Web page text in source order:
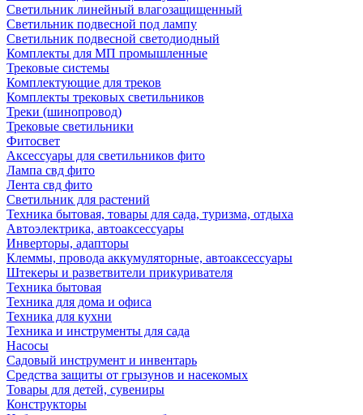
Светильник линейный влагозащищенный
Светильник подвесной под лампу
Светильник подвесной светодиодный
Комплекты для МП промышленные
Трековые системы
Комплектующие для треков
Комплекты трековых светильников
Треки (шинопровод)
Трековые светильники
Фитосвет
Аксессуары для светильников фито
Лампа свд фито
Лента свд фито
Светильник для растений
Техника бытовая, товары для сада, туризма, отдыха
Автоэлектрика, автоаксессуары
Инверторы, адапторы
Клеммы, провода аккумуляторные, автоаксессуары
Штекеры и разветвители прикуривателя
Техника бытовая
Техника для дома и офиса
Техника для кухни
Техника и инструменты для сада
Насосы
Садовый инструмент и инвентарь
Средства защиты от грызунов и насекомых
Товары для детей, сувениры
Конструкторы